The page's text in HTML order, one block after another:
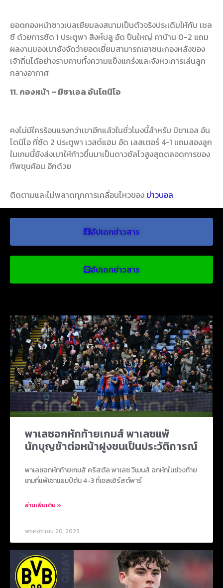
ยอดกองหน้าชาวเบลเยียมลงสนามเป็นตัวจริงประเดิมให้กับ เชล
ซี ด้วยการซัด 1 ประตูพา สิงห์บลู อัด ปืนใหญ่ คาบ้าน 0-2 แถม
ผลงานของเขายังจัดว่ายอดเยี่ยมสามารถเอาชนะกองหลังของ
เจ้าถิ่นได้อย่างราบคาบทั้งความแข็งแกร่งและจังหวะการเล่นลูก
กลางอากาศ
11. กองหน้า – มิชาเอล อันโตนิโอ
คงไม่มีใครร้อนแรงกว่าเขาอีกแล้วในชั่วโมงนี้สำหรับ มิชาเอล อัน
โตนิโอ ที่ซัด 2 ประตูพา เวสต์แฮม อัด เลสเตอร์ 4-1 แถมสองลูก
ในเกมนี้ยังส่งเขาให้ก้าวขึ้นมาเป็นดาวซัลโวสูงสุดตลอดการของ
ทัพขุนค้อน อีกด้วย
ติดตามและไม่พลาดทุกการเคลื่อนไหวของ ข่าวบอล
อัปเดทข่าวสาร
อัปเดทข่าวสาร
พาเลซอกหักท้ายเกมส์ พาเลซแพ้
นักบุญช้าต่อหน้าฝูงชนเป็นประวัติการณ์
พาเลซอกหักท้ายเกมส์ คริสตัล พาเลซ วีเมนส์ อกหักในช่วงท้าย
เกมที่แพ้เซาแธมป์ตัน 4-3 ที่เซลเฮิร์สต์พาร์
อ่านเพิ่มเติม »
พฤศจิกายน 20, 2023